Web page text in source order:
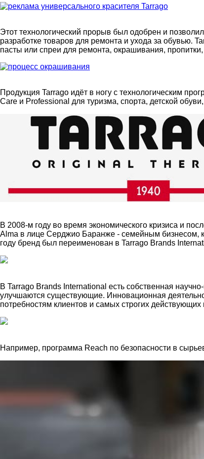
Этот технологический прорыв был одобрен и
разработке товаров для ремонта и ухода за обувью.
пасты или спреи для ремонта, окрашивания,
Продукция Tarrago идёт в ногу с технологическим
Care и Professional для туризма, спорта, детской
В 2008-м году во время экономического кризиса и
Alma в лице Серджио Баранже - семейным бизнесом,
году бренд был переименован в Tarrago Brands
В Tarrago Brands International есть собственная
улучшаются существующие. Инновационная
потребностям клиентов и самых строгих
Например, программа Reach по безопасности в